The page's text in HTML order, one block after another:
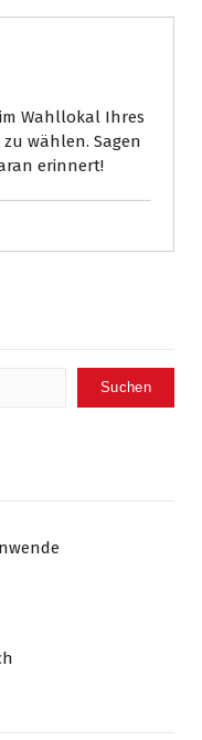
Wahllokal Ihres
wählen. Sagen
erinnert!